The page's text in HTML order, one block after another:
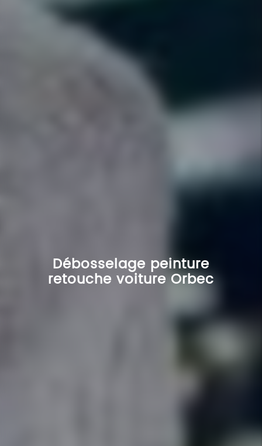
Débosselage peinture
retouche voiture Orbec